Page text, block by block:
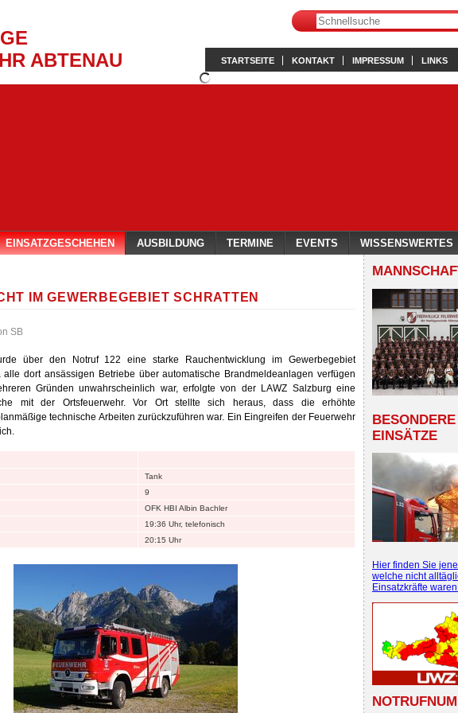
ABTENAU
STARTSEITE KONTAKT IMPRESSUM LINKS
EINSATZGESCHEHEN AUSBILDUNG TERMINE EVENTS WISSENSWERTES
IM GEWERBEGEBIET SCHRATTEN
SB
über den Notruf 122 eine starke Rauchentwicklung im Gewerbegebiet
alle dort ansässigen Betriebe über automatische Brandmeldeanlagen verfügen
Gründen unwahrscheinlich war, erfolgte von der LAWZ Salzburg eine
mit der Ortsfeuerwehr. Vor Ort stellte sich heraus, dass die erhöhte
technische Arbeiten zurückzuführen war. Ein Eingreifen der Feuerwehr
Tank
9
OFK HBI Albin Bachler
19:36 Uhr, telefonisch
20:15 Uhr
BESONDERE
EINSÄTZE
Hier finden Sie
welche nicht
Einsatzkräfte